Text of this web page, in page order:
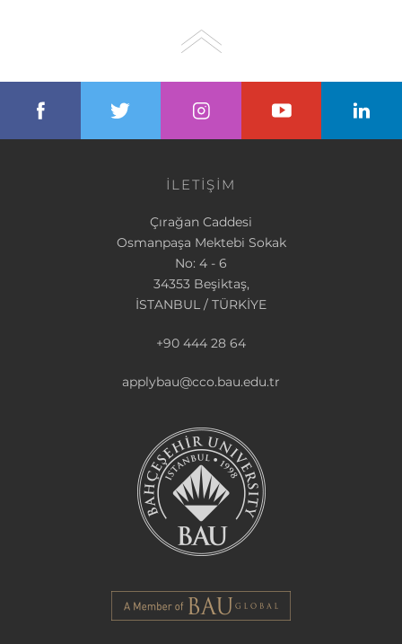
İLETİŞİM
Çırağan Caddesi
Osmanpaşa Mektebi Sokak
No: 4 - 6
34353 Beşiktaş,
İSTANBUL / TÜRKİYE
+90 444 28 64
applybau@cco.bau.edu.tr